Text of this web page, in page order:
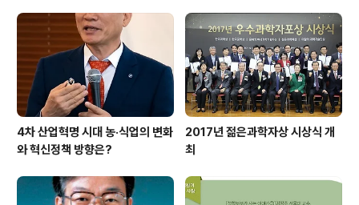
4차 산업혁명 시대 농·식업의 변화
와 혁신정책 방향은?
2017년 젊은과학자상 시상식 개
최